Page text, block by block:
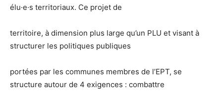
élu·e·s territoriaux. Ce projet de
territoire, à dimension plus large qu’un PLU et visant à
structurer les politiques publiques
portées par les communes membres de l’EPT, se
structure autour de 4 exigences : combattre